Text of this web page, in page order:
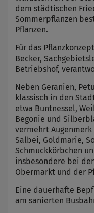
dem städtischen
Sommerpflanzen
Pflanzen.
Für das
Becker,
Betriebshof,
Neben Geranien,
klassisch in den
etwa Buntnessel,
Begonie und
vermehrt
Salbei, Goldmarie,
Schmuckkörbchen
insbesondere bei
Obermarkt und der
Eine dauerhafte
am sanierten